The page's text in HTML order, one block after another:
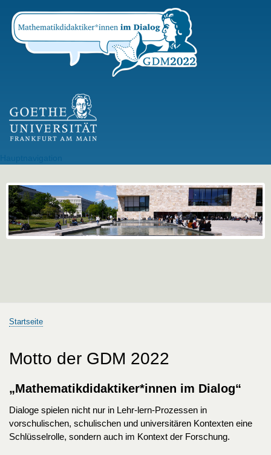
Inhalt
GU Logo
Startseite
Motto der GDM 2022
„Mathematikdidaktiker*innen im Dialog“
Dialoge spielen nicht nur in Lehr-lern-Prozessen in
vorschulischen, schulischen und universitären Kontexten eine
Schlüsselrolle, sondern auch im Kontext der Forschung.